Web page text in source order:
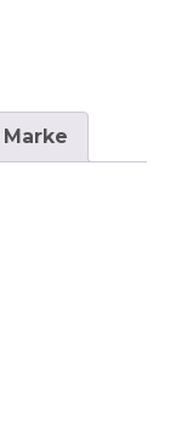
Marke